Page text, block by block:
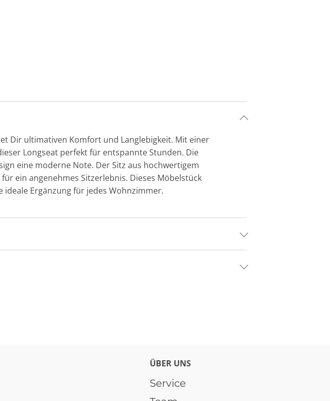
Dir ultimativen Komfort und Langlebigkeit. Mit einer
Longseat perfekt für entspannte Stunden. Die
eine moderne Note. Der Sitz aus hochwertigem
ein angenehmes Sitzerlebnis. Dieses Möbelstück
Ergänzung für jedes Wohnzimmer.
ÜBER UNS
Service